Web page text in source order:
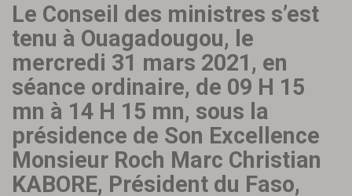
Le Conseil des ministres s’est
tenu à Ouagadougou, le
mercredi 31 mars 2021, en
séance ordinaire, de 09 H 15
mn à 14 H 15 mn, sous la
présidence de Son Excellence
Monsieur Roch Marc Christian
KABORE, Président du Faso,